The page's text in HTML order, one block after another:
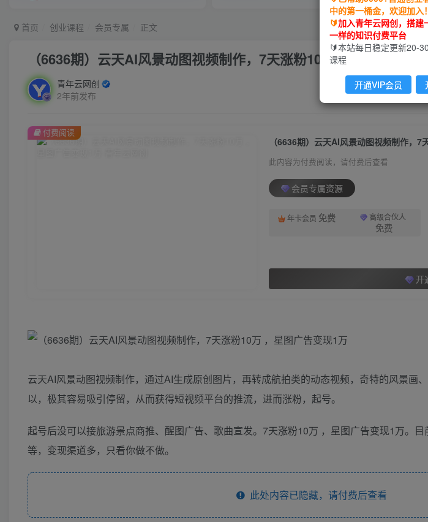
首页 创业课程 会员专属 正文
（6636期）云天AI风景动图视频制作，7天涨粉10万 ，星图广告变
青年云网创
2年前发布
（6636期）云天AI风景动图视频制作，
此内容为付费阅读，请付费后查看
会员专属资源
年卡会员 免费 高级合伙人
免费
开
付费阅读
云天AI风景动图视频制作，通过AI生成原创图片，再转成航拍类的动态视频，奇特的风景画
以，极其容易吸引停留，从而获得短视频平台的推流，进而涨粉，起号。
起号后没可以接旅游景点商推、醒图广告、歌曲宣发。7天涨粉10万 ，星图广告变现1万。
等，变现渠道多，只看你做不做。
此处内容已隐藏，请付费后查看
中的第一桶金，欢迎加入！
🔰加入青年云网创，搭建
一样的知识付费平台
🔰本站每日稳定更新20-
课程
开通VIP会员